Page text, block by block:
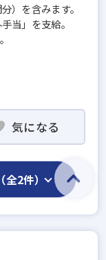
）を含みます。
当」を支給。
気になる
全2件）